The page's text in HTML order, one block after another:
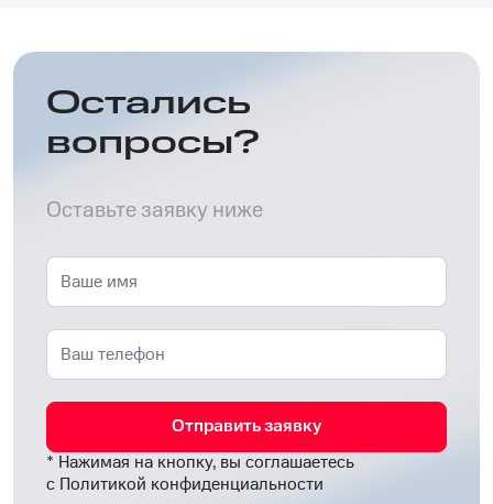
Остались
вопросы?
Оставьте заявку ниже
Отправить заявку
* Нажимая на кнопку, вы соглашаетесь
с Политикой конфиденциальности